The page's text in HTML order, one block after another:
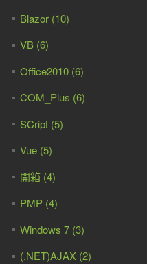
Blazor (10)
VB (6)
Office2010 (6)
COM_Plus (6)
SCript (5)
Vue (5)
開箱 (4)
PMP (4)
Windows 7 (3)
(.NET)AJAX (2)